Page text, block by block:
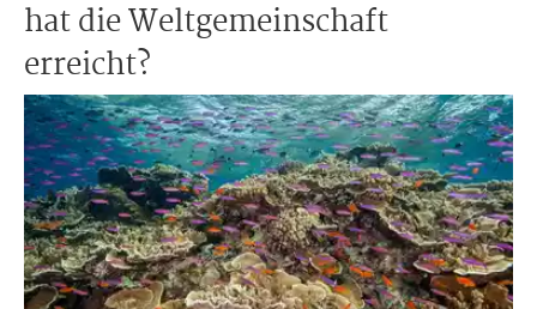
hat die Weltgemeinschaft
erreicht?